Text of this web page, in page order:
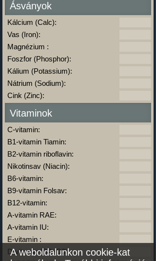
Ásványok
Kálcium (Calc):
Vas (Iron):
Magnézium :
Foszfor (Phosphor):
Kálium (Potassium):
Nátrium (Sodium):
Cink (Zinc):
Vitaminok
C-vitamin:
B1-vitamin Tiamin:
B2-vitamin riboflavin:
Nikotinsav (Niacin):
B6-vitamin:
B9-vitamin Folsav:
B12-vitamin:
A-vitamin RAE:
A-vitamin IU:
E-vitamin :
D-vitamin (D2+D3):
A weboldalunkon cookie-kat